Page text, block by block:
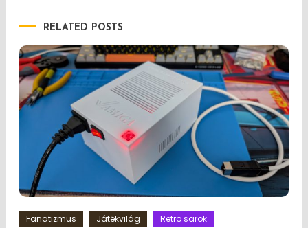
RELATED POSTS
Fanatizmus Játékvilág Retro sarok